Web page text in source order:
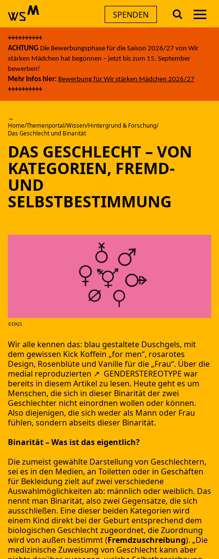
content
SPENDEN
++++++++++
ACHTUNG Die Bewerbungsphase für die Saison 2026/27 von Wir
stärken Mädchen hat begonnen – jetzt bis zum 15. September
bewerben!
Mehr Infos hier: Bewerbung für Wir stärken Mädchen 2026/27
++++++++++
AKTUELLES
THEMEN
ÜBER UNS
FÜR UNTERNEHMEN
A A A
Home/Themenportal/Wissen/Hintergrund & Forschung/
Das Geschlecht und Binarität
DAS GESCHLECHT – VON
KATEGORIEN, FREMD-
UND
SELBSTBESTIMMUNG
©DKJS
Wir alle kennen das: blau gestaltete Duschgels, mit
dem gewissen Kick Koffein „for men“, rosarotes
Design, Rosenblüte und Vanille für die „Frau“. Über die
medial reproduzierten
GENDERSTEREOTYPE war
bereits in diesem Artikel zu lesen. Heute geht es um
Menschen, die sich in dieser Binarität der zwei
Geschlechter nicht einordnen wollen oder können.
Also diejenigen, die sich weder als Mann oder Frau
fühlen, sondern abseits dieser Binarität.
Binarität– Was ist das eigentlich?
Die zumeist gewählte Darstellung von Geschlechtern,
sei es in den Medien, an Toiletten oder in Geschäften
für Bekleidung zielt auf zwei verschiedene
Auswahlmöglichkeiten ab: männlich oder weiblich. Das
nennt man Binarität, also zwei Gegensätze, die sich
ausschließen. Eine dieser beiden Kategorien wird
einem Kind direkt bei der Geburt entsprechend dem
biologischen Geschlecht zugeordnet, die Zuordnung
wird von außen bestimmt (Fremdzuschreibung). „Die
medizinische Zuweisung von Geschlecht kann aber